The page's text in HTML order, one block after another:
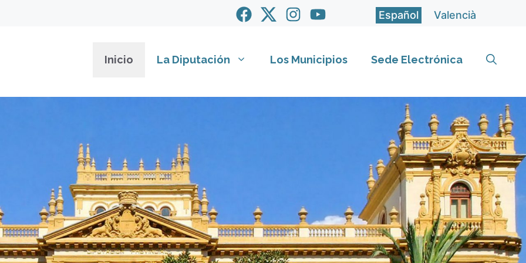
Español Valencià
Inicio La Diputación Los Municipios Sede Electrónica